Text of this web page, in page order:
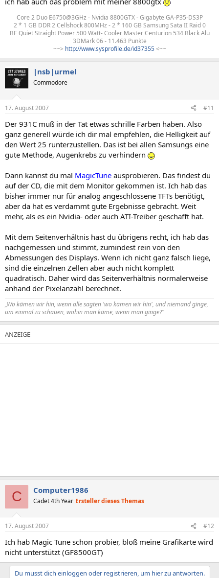
Core 2 Duo E6750@3GHz - Nvidia 8800GTX - Gigabyte GA-P35-DS3P
2 * 1 GB DDR 2 Cellshock 800MHz - 2 * 160 GB Samsung Sata II Raid 0
BE Quiet Straight Power 500 Watt- Cooler Master Centurion 534 Black Alu
3DMark 06 - 11.463 Punkte
~~> http://www.sysprofile.de/id37355<~~​
|nsb|urmel
Commodore
17. August 2007 #11
Der 931C muß in der Tat etwas schrille Farben haben. Also
ganz generell würde ich dir mal empfehlen, die Helligkeit auf
den Wert 25 runterzustellen. Das ist bei allen Samsungs eine
gute Methode, Augenkrebs zu verhindern
Dann kannst du mal MagicTune ausprobieren. Das findest du
auf der CD, die mit dem Monitor gekommen ist. Ich hab das
bisher immer nur für analog angeschlossene TFTs benötigt,
aber da hat es verdammt gute Ergebnisse gebracht. Weit
mehr, als es ein Nvidia- oder auch ATI-Treiber geschafft hat.
Mit dem Seitenverhältnis hast du übrigens recht, ich hab das
nachgemessen und stimmt, zumindest rein von den
Abmessungen des Displays. Wenn ich nicht ganz falsch liege,
sind die einzelnen Zellen aber auch nicht komplett
quadratisch. Daher wird das Seitenverhältnis normalerweise
anhand der Pixelanzahl berechnet.
„Wo kämen wir hin, wenn alle sagten 'wo kämen wir hin', und niemand ginge,
um einmal zu schauen, wohin man käme, wenn man ginge?“
C Computer1986
Cadet 4th Year Ersteller dieses Themas
17. August 2007 #12
Ich hab Magic Tune schon probier, bloß meine Grafikarte wird
nicht unterstützt (GF8500GT)
Du musst dich einloggen oder registrieren, um hier zu antworten.